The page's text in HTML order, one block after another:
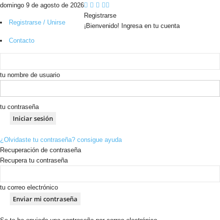
domingo 9 de agosto de 2026
Registrarse / Unirse
Contacto
Registrarse
¡Bienvenido! Ingresa en tu cuenta
tu nombre de usuario
tu contraseña
¿Olvidaste tu contraseña? consigue ayuda
Recuperación de contraseña
Recupera tu contraseña
tu correo electrónico